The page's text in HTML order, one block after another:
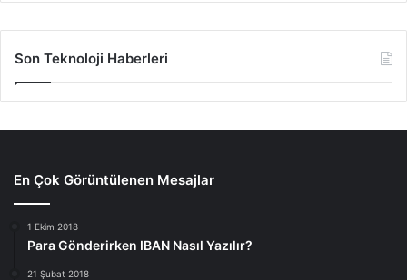
Son Teknoloji Haberleri
En Çok Görüntülenen Mesajlar
1 Ekim 2018
Para Gönderirken IBAN Nasıl Yazılır?
21 Şubat 2018